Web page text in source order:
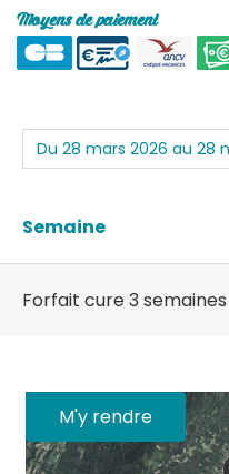
Moyens de paiement
Semaine
Forfait cure 3 semaines
M'y rendre